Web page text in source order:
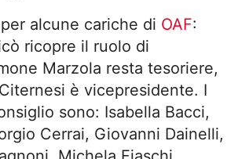
alcune cariche di OAF:
ricopre il ruolo di
Marzola resta tesoriere,
è vicepresidente. I
sono: Isabella Bacci,
Cerrai, Giovanni Dainelli,